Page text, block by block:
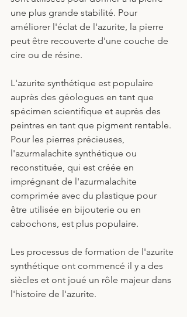
une plus grande stabilité. Pour
améliorer l'éclat de l'azurite, la pierre
peut être recouverte d'une couche de
cire ou de résine.
L'azurite synthétique est populaire
auprès des géologues en tant que
spécimen scientifique et auprès des
peintres en tant que pigment rentable.
Pour les pierres précieuses,
l'azurmalachite synthétique ou
reconstituée, qui est créée en
imprégnant de l'azurmalachite
comprimée avec du plastique pour
être utilisée en bijouterie ou en
cabochons, est plus populaire.
Les processus de formation de l'azurite
synthétique ont commencé il y a des
siècles et ont joué un rôle majeur dans
l'histoire de l'azurite.